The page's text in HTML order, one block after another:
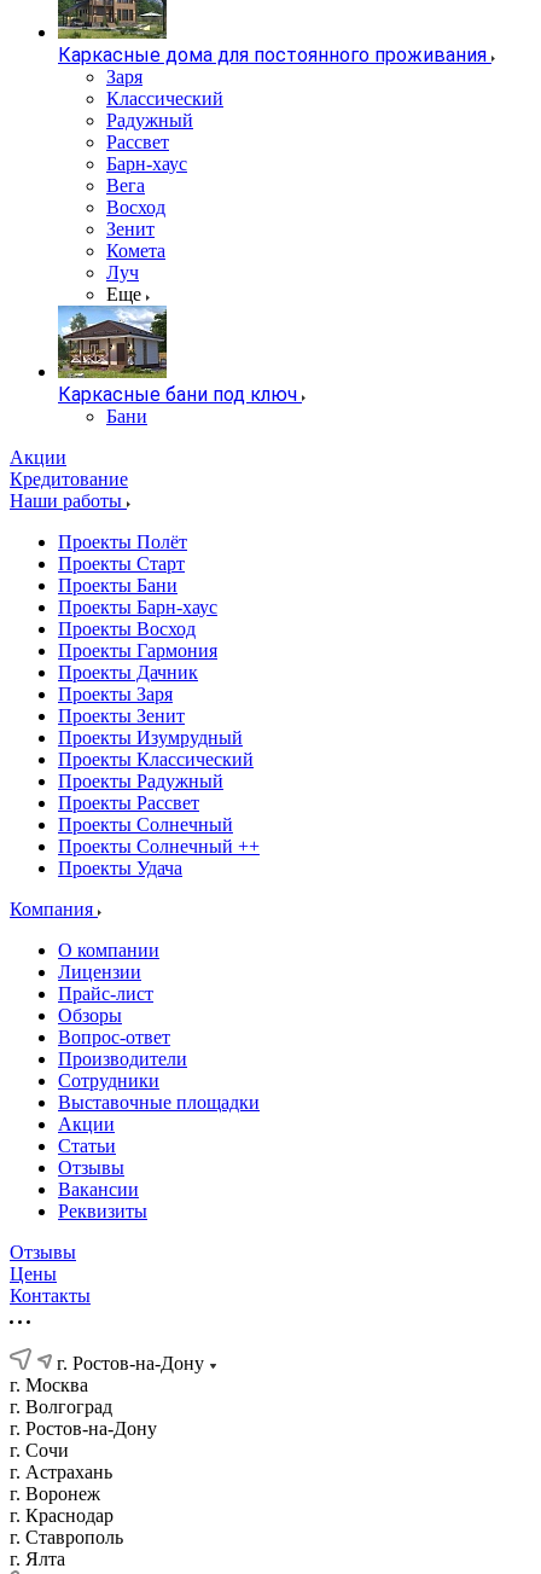
Каркасные дома для постоянного проживания
Заря
Классический
Радужный
Рассвет
Барн-хаус
Вега
Восход
Зенит
Комета
Луч
Еще
Каркасные бани под ключ
Бани
Акции
Кредитование
Наши работы
Проекты Полёт
Проекты Старт
Проекты Бани
Проекты Барн-хаус
Проекты Восход
Проекты Гармония
Проекты Дачник
Проекты Заря
Проекты Зенит
Проекты Изумрудный
Проекты Классический
Проекты Радужный
Проекты Рассвет
Проекты Солнечный
Проекты Солнечный ++
Проекты Удача
Компания
О компании
Лицензии
Прайс-лист
Обзоры
Вопрос-ответ
Производители
Сотрудники
Выставочные площадки
Акции
Статьи
Отзывы
Вакансии
Реквизиты
Отзывы
Цены
Контакты
г. Ростов-на-Дону
г. Москва
г. Волгоград
г. Ростов-на-Дону
г. Сочи
г. Астрахань
г. Воронеж
г. Краснодар
г. Ставрополь
г. Ялта